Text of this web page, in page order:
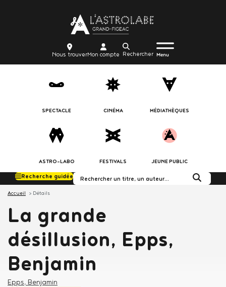
au
contenu
principal
Body
trouver
Nous trouvercompte
Mon compte
Recherche
Menu
burger
Body
icon_trigger
Menu
SPECTACLE CINÉMA MÉDIATHÈQUES
ASTRO-LABO FESTIVALS JEUNE PUBLIC
Rechercher dans le
Recherche guidée
Accueil Détails
La grande
désillusion, Epps,
Benjamin
Créateur
Epps, Benjamin